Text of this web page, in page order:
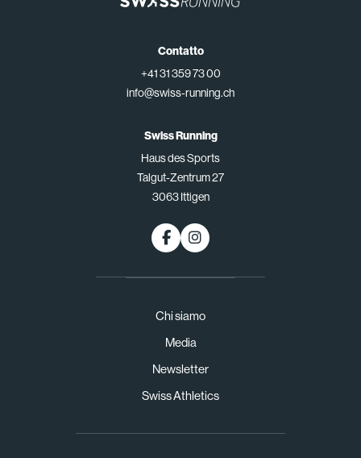
Chi siamo
Media
Newsletter
Swiss Athletics
Contatto
+41 31 359 73 00
info@swiss-running.ch
Swiss Running
Haus des Sports
Talgut-Zentrum 27
3063 Ittigen